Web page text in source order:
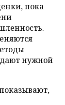
пока
нужной